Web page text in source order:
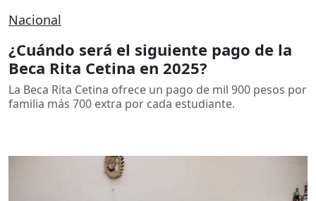
Nacional
¿Cuándo será el siguiente pago de la
Beca Rita Cetina en 2025?
La Beca Rita Cetina ofrece un pago de mil 900 pesos por
familia más 700 extra por cada estudiante.